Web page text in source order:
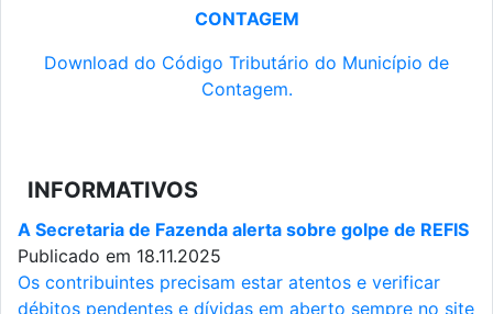
CONTAGEM
Download do Código Tributário do Município de
Contagem.
INFORMATIVOS
A Secretaria de Fazenda alerta sobre golpe de REFIS
Publicado em 18.11.2025
Os contribuintes precisam estar atentos e verificar
débitos pendentes e dívidas em aberto sempre no site